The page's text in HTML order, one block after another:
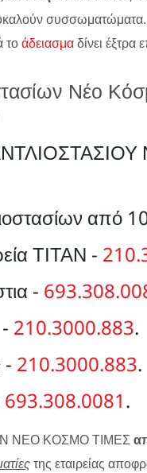
συσσωματώματα.
τοάδειασμαδίνει έξτρα
Νέο
από
ΤΙΤΑΝ -
-
210.3000.883.
- 210.3000.883.
693.308.0081.
ΝΕΟ ΚΟΣΜΟ ΤΙΜΕΣ
της εταιρείας